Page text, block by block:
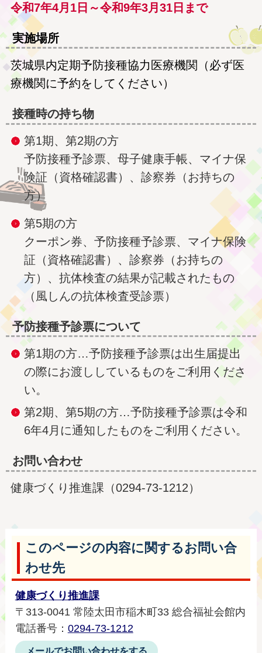
令和7年4月1日～令和9年3月31日まで
実施場所
茨城県内定期予防接種協力医療機関（必ず医
療機関に予約をしてください）
接種時の持ち物
第1期、第2期の方
予防接種予診票、母子健康手帳、マイナ保
険証（資格確認書）、診察券（お持ちの
方）
第5期の方
クーポン券、予防接種予診票、マイナ保険
証（資格確認書）、診察券（お持ちの
方）、抗体検査の結果が記載されたもの
（風しんの抗体検査受診票）
予防接種予診票について
第1期の方…予防接種予診票は出生届提出
の際にお渡ししているものをご利用くださ
い。
第2期、第5期の方…予防接種予診票は令和
6年4月に通知したものをご利用ください。
お問い合わせ
健康づくり推進課（0294-73-1212）
このページの内容に関するお問い合
わせ先
健康づくり推進課
〒313-0041 常陸太田市稲木町33 総合福祉会館内
電話番号： 0294-73-1212
メールでお問い合わせをする